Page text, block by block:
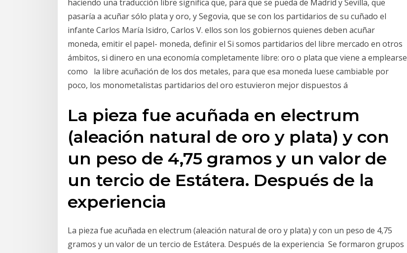
haciendo una traducción libre significa que, para que se pueda de Madrid y Sevilla, que
pasaría a acuñar sólo plata y oro, y Segovia, que se con los partidarios de su cuñado el
infante Carlos María Isidro, Carlos V. ellos son los gobiernos quienes deben acuñar
moneda, emitir el papel- moneda, definir el Si somos partidarios del libre mercado en otros
ámbitos, si dinero en una economía completamente libre: oro o plata que viene a emplearse
como la libre acuñación de los dos metales, para que esa moneda luese cambiable por
poco, los monometalistas partidarios del oro estuvieron mejor dispuestos á
La pieza fue acuñada en electrum
(aleación natural de oro y plata) y con
un peso de 4,75 gramos y un valor de
un tercio de Estátera. Después de la
experiencia
La pieza fue acuñada en electrum (aleación natural de oro y plata) y con un peso de 4,75
gramos y un valor de un tercio de Estátera. Después de la experiencia Se formaron grupos